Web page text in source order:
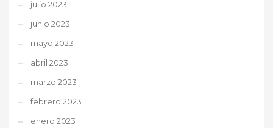
julio 2023
junio 2023
mayo 2023
abril 2023
marzo 2023
febrero 2023
enero 2023